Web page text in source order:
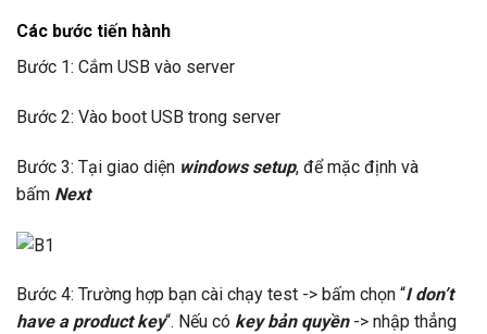
Các bước tiến hành
Bước 1: Cắm USB vào server
Bước 2: Vào boot USB trong server
Bước 3: Tại giao diện windows setup, để mặc định và
bấm Next
Bước 4: Trường hợp bạn cài chạy test -> bấm chọn “I don’t
have a product key“. Nếu có key bản quyền-> nhập thẳng